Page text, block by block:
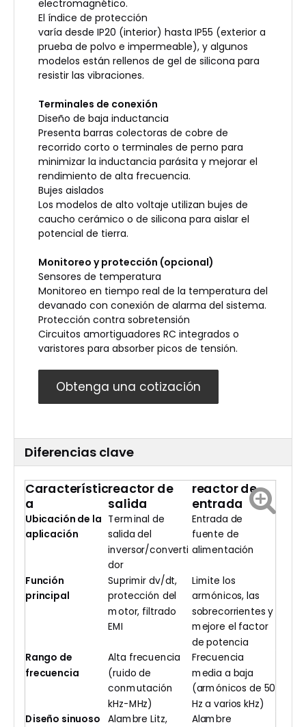
electromagnético.
El índice de protección
varía desde IP20 (interior) hasta IP55 (exterior a
prueba de polvo e impermeable), y algunos
modelos están rellenos de gel de silicona para
resistir las vibraciones.
Terminales de conexión
Diseño de baja inductancia
Presenta barras colectoras de cobre de
recorrido corto o terminales de perno para
minimizar la inductancia parásita y mejorar el
rendimiento de alta frecuencia.
Bujes aislados
Los modelos de alto voltaje utilizan bujes de
caucho cerámico o de silicona para aislar el
potencial de tierra.
Monitoreo y protección (opcional)
Sensores de temperatura
Monitoreo en tiempo real de la temperatura del
devanado con conexión de alarma del sistema.
Protección contra sobretensión
Circuitos amortiguadores RC integrados o
varistores para absorber picos de tensión.
Obtenga una cotización
Diferencias clave
Característic
a
reactor de
salida
reactor de
entrada
Ubicación de la
aplicación
Terminal de
salida del
inversor/converti
dor
Entrada de
fuente de
alimentación
Función
principal
Suprimir dv/dt,
protección del
motor, filtrado
EMI
Limite los
armónicos, las
sobrecorrientes y
mejore el factor
de potencia
Rango de
frecuencia
Alta frecuencia
(ruido de
conmutación
kHz-MHz)
Frecuencia
media a baja
(armónicos de 50
Hz a varios kHz)
Diseño sinuoso
Alambre Litz,
Alambre